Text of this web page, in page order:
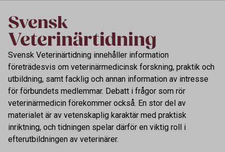
Svensk Veterinärtidning innehåller information
företrädesvis om veterinärmedicinsk forskning, praktik och
utbildning, samt facklig och annan information av intresse
för förbundets medlemmar. Debatt i frågor som rör
veterinärmedicin förekommer också. En stor del av
materialet är av vetenskaplig karaktär med praktisk
inriktning, och tidningen spelar därför en viktig roll i
efterutbildningen av veterinärer.